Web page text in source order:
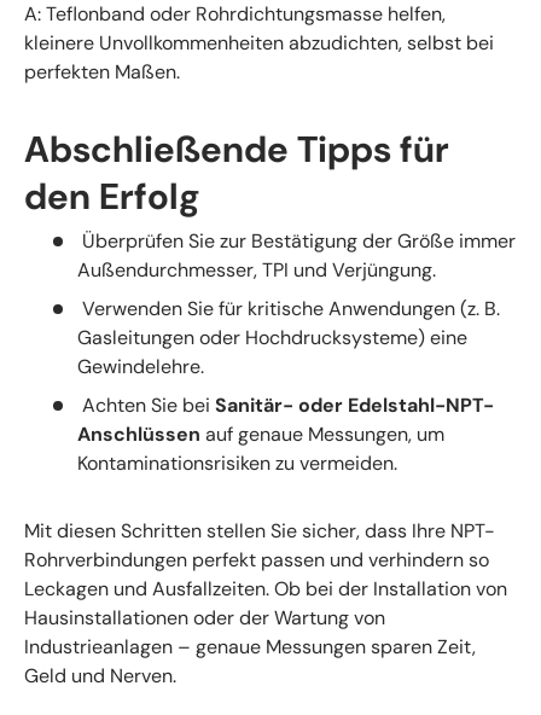
A: Teflonband oder Rohrdichtungsmasse helfen,
kleinere Unvollkommenheiten abzudichten, selbst bei
perfekten Maßen.
Abschließende Tipps für
den Erfolg
Überprüfen Sie zur Bestätigung der Größe immer
Außendurchmesser, TPI und Verjüngung.
Verwenden Sie für kritische Anwendungen (z. B.
Gasleitungen oder Hochdrucksysteme) eine
Gewindelehre.
Achten Sie bei Sanitär- oder Edelstahl-NPT-
Anschlüssen auf genaue Messungen, um
Kontaminationsrisiken zu vermeiden.
Mit diesen Schritten stellen Sie sicher, dass Ihre NPT-
Rohrverbindungen perfekt passen und verhindern so
Leckagen und Ausfallzeiten. Ob bei der Installation von
Hausinstallationen oder der Wartung von
Industrieanlagen – genaue Messungen sparen Zeit,
Geld und Nerven.